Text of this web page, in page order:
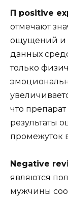
П positive
отмечают
ощущений и
данных
только
что
результаты
промежуток
Negative
являются
мужчины